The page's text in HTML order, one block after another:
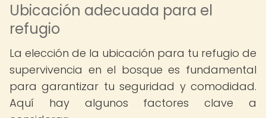
Ubicación adecuada para el
refugio
La elección de la ubicación para tu refugio de
supervivencia en el bosque es fundamental
para garantizar tu seguridad y comodidad.
Aquí hay algunos factores clave a